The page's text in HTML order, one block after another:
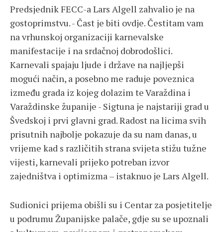
Predsjednik FECC-a Lars Algell zahvalio je na
gostoprimstvu. - Čast je biti ovdje. Čestitam vam
na vrhunskoj organizaciji karnevalske
manifestacije i na srdačnoj dobrodošlici.
Karnevali spajaju ljude i države na najljepši
mogući način, a posebno me raduje poveznica
između grada iz kojeg dolazim te Varaždina i
Varaždinske županije - Sigtuna je najstariji grad u
Švedskoj i prvi glavni grad. Radost na licima svih
prisutnih najbolje pokazuje da su nam danas, u
vrijeme kad s različitih strana svijeta stižu tužne
vijesti, karnevali prijeko potreban izvor
zajedništva i optimizma – istaknuo je Lars Algell.
Sudionici prijema obišli su i Centar za posjetitelje
u podrumu Županijske palače, gdje su se upoznali